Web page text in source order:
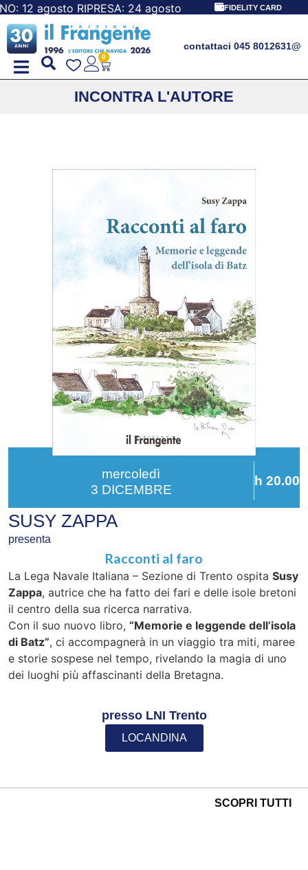
agosto RIPRESA: 24 agosto FIDELITY CARD
contattaci 045 8012631@
0
INCONTRA L'AUTORE
mercoledì
3 DICEMBRE
h 20.00
SUSY ZAPPA
presenta
Racconti al faro
La Lega Navale Italiana – Sezione di Trento ospita Susy
Zappa, autrice che ha fatto dei fari e delle isole bretoni
il centro della sua ricerca narrativa.
Con il suo nuovo libro, “Memorie e leggende dell’isola
di Batz”, ci accompagnerà in un viaggio tra miti, maree
e storie sospese nel tempo, rivelando la magia di uno
dei luoghi più affascinanti della Bretagna.
presso LNI Trento
LOCANDINA
SCOPRI TUTTI